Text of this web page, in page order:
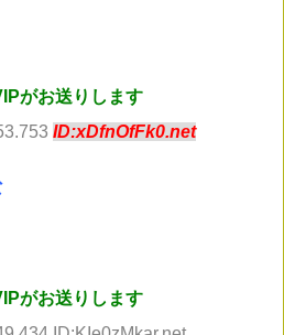
がお送りします
ID:xDfnOfFk0.net
がお送りします